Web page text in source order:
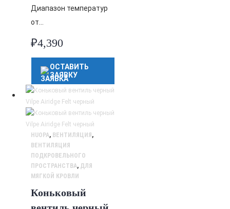
Диапазон температур
от…
₽4,390
ОСТАВИТЬ
ЗАЯВКУ
HUOPA, ВЕНТИЛЯЦИЯ,
ВЕНТИЛЯЦИЯ
ПОДКРОВЕЛЬНОГО
ПРОСТРАНСТВА, ДЛЯ
МЯГКОЙ КРОВЛИ
Коньковый